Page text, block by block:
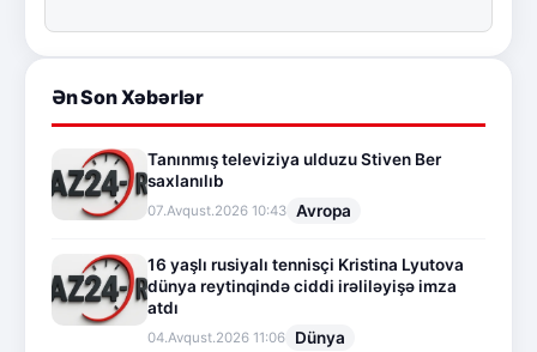
Ən Son Xəbərlər
Tanınmış televiziya ulduzu Stiven Ber
saxlanılıb
07.Avqust.2026 10:43 Avropa
16 yaşlı rusiyalı tennisçi Kristina Lyutova
dünya reytinqində ciddi irəliləyişə imza
atdı
04.Avqust.2026 11:06 Dünya